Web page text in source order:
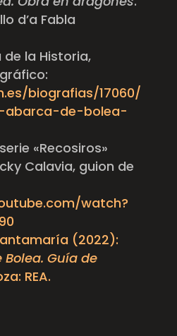
d’a Fabla
de la Historia,
biografias/17060/
abarca-de-bolea-
«Recosiros»
Calavia, guion de
watch?
(2022):
Guía de
REA.